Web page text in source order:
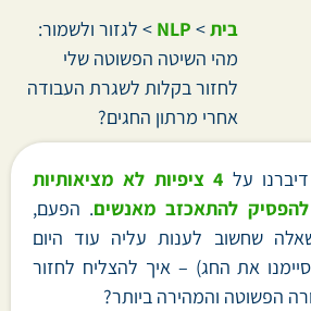
בית>
NLP
> לגזור ולשמור:
מהי השיטה הפשוטה שלי
לחזור בקלות לשגרת העבודה
אחרי מרתון החגים?
על
4 ציפיות לא מציאותיות
להתאכזב מאנשים. הפעם,
שחשוב לענות עליה עוד היום
את החג) – איך להצליח לחזור
הפשוטה והמהירה ביותר?